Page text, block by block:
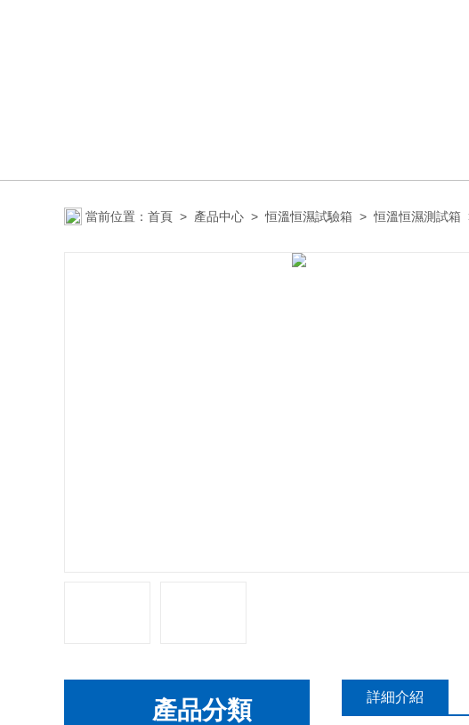
當前位置： 首頁 > 產品中心 >恒溫恒濕試驗箱 >恒溫恒濕測試箱
產品分類 詳細介紹